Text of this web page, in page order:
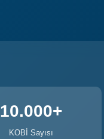
10.000+
KOBİ Sayısı